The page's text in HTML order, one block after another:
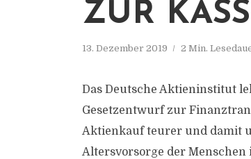
ZUR
13. Dezember 2019 2 Min.
Das Deutsche Aktieninstitut
Gesetzentwurf zur
Aktienkauf teurer und damit
Altersvorsorge der Menschen